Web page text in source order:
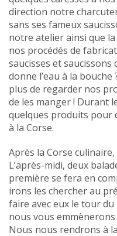
direction notre
sans ses fameux
notre atelier ainsi que
nos procédés de
saucisses et saucissons
donne l’eau à la
plus de regarder nos
de les manger ! Durant
quelques produits pour
à la Corse.
Après la Corse
L’après-midi, deux
première se fera en
irons les chercher au
faire avec eux le tour
nous vous
Nous nous rendrons à